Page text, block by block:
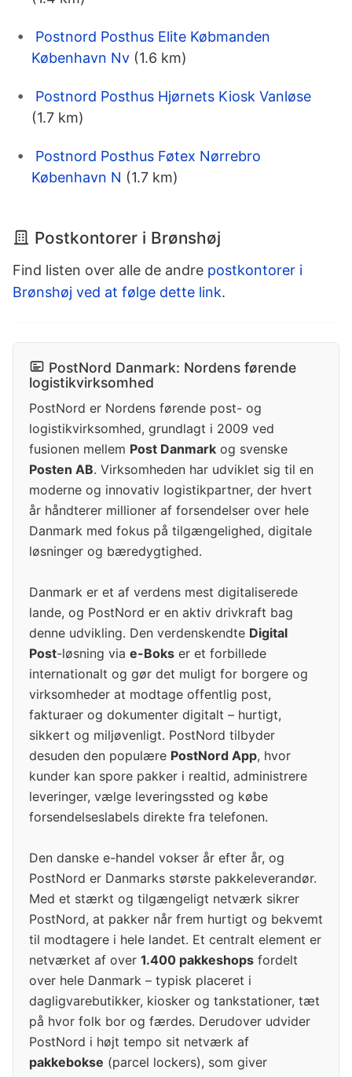
Postnord Posthus Elite Købmanden
København Nv (1.6 km)
Postnord Posthus Hjørnets Kiosk Vanløse
(1.7 km)
Postnord Posthus Føtex Nørrebro
København N (1.7 km)
Postkontorer i Brønshøj
Find listen over alle de andre postkontorer i
Brønshøj ved at følge dette link.
PostNord Danmark: Nordens førende
logistikvirksomhed
PostNord er Nordens førende post- og
logistikvirksomhed, grundlagt i 2009 ved
fusionen mellem Post Danmark og svenske
Posten AB. Virksomheden har udviklet sig til en
moderne og innovativ logistikpartner, der hvert
år håndterer millioner af forsendelser over hele
Danmark med fokus på tilgængelighed, digitale
løsninger og bæredygtighed.
Danmark er et af verdens mest digitaliserede
lande, og PostNord er en aktiv drivkraft bag
denne udvikling. Den verdenskendte Digital
Post-løsning via e-Boks er et forbillede
internationalt og gør det muligt for borgere og
virksomheder at modtage offentlig post,
fakturaer og dokumenter digitalt – hurtigt,
sikkert og miljøvenligt. PostNord tilbyder
desuden den populære PostNord App, hvor
kunder kan spore pakker i realtid, administrere
leveringer, vælge leveringssted og købe
forsendelseslabels direkte fra telefonen.
Den danske e-handel vokser år efter år, og
PostNord er Danmarks største pakkeleverandør.
Med et stærkt og tilgængeligt netværk sikrer
PostNord, at pakker når frem hurtigt og bekvemt
til modtagere i hele landet. Et centralt element er
netværket af over 1.400 pakkeshops fordelt
over hele Danmark – typisk placeret i
dagligvarebutikker, kiosker og tankstationer, tæt
på hvor folk bor og færdes. Derudover udvider
PostNord i højt tempo sit netværk af
pakkebokse (parcel lockers), som giver